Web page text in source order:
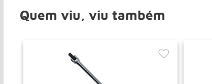
Quem viu, viu também